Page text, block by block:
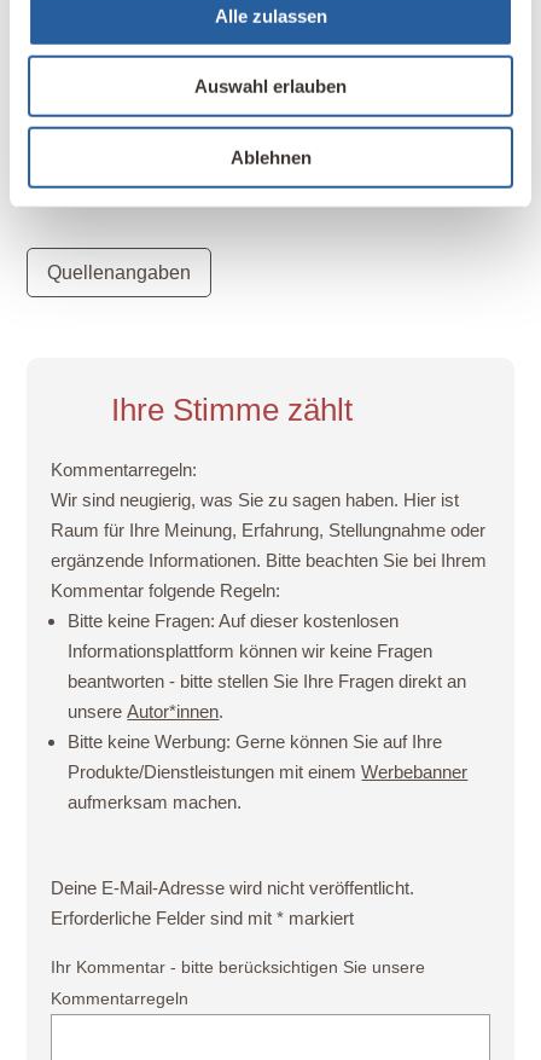
Alle zulassen
Auswahl erlauben
Ablehnen
junge Menschen ein Stück ihres Weges begleiten
und ihnen Perspektiven aufzeigen.
Stiftung
Quellenangaben
Ihre Stimme zählt
Kommentarregeln:
Wir sind neugierig, was Sie zu sagen haben. Hier ist
Raum für Ihre Meinung, Erfahrung, Stellungnahme oder
ergänzende Informationen. Bitte beachten Sie bei Ihrem
Kommentar folgende Regeln:
Bitte keine Fragen: Auf dieser kostenlosen
Informationsplattform können wir keine Fragen
beantworten - bitte stellen Sie Ihre Fragen direkt an
unsereAutor*innen.
Bitte keine Werbung: Gerne können Sie auf Ihre
Produkte/Dienstleistungen mit einemWerbebanner
aufmerksam machen.
Deine E-Mail-Adresse wird nicht veröffentlicht.
Erforderliche Felder sind mit* markiert
Ihr Kommentar - bitte berücksichtigen Sie unsere
Kommentarregeln